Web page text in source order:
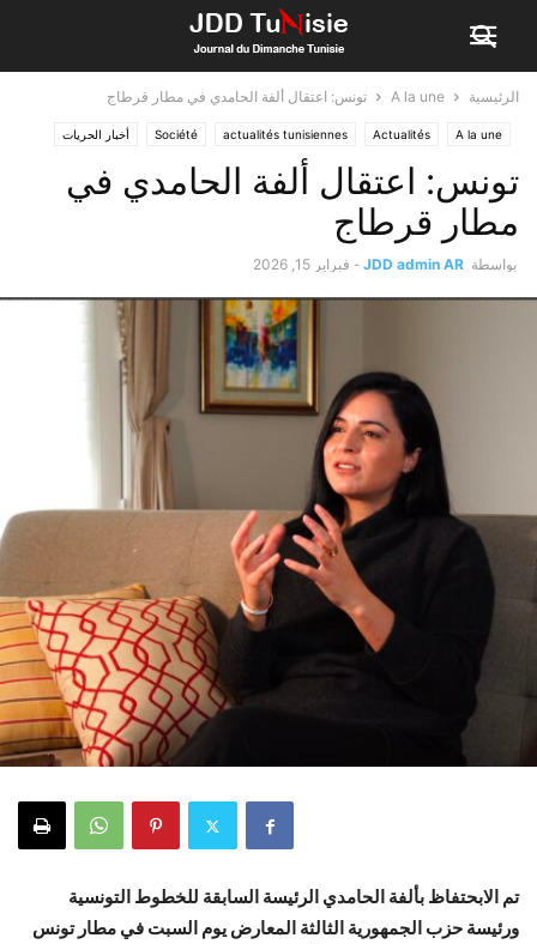
الرئيسية A la une تونس: اعتقال ألفة الحامدي في مطار قرطاج
A la une
Actualités
actualités tunisiennes
Société أخبار الحريات
تونس: اعتقال ألفة الحامدي في
مطار قرطاج
بواسطة JDD admin AR
- فبراير 15, 2026
تم الابحتفاظ بألفة الحامدي الرئيسة السابقة للخطوط التونسية
ورئيسة حزب الجمهورية الثالثة المعارض يوم السبت في مطار تونس